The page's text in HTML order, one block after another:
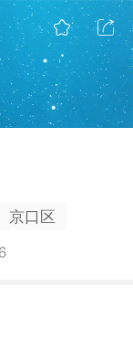
京口区